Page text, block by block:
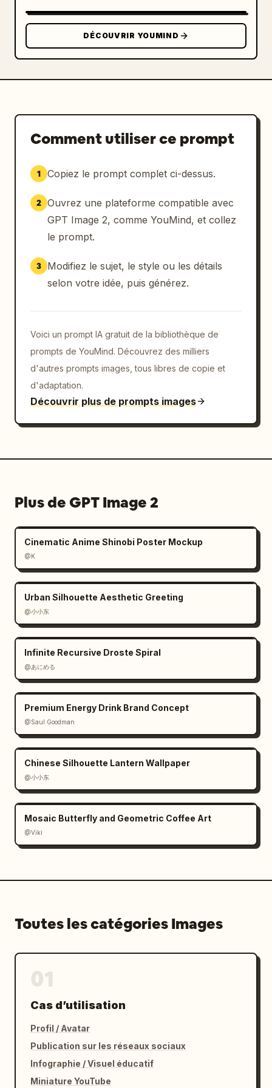
      ]
    },
    "bottom_right_product_card": {
      "hot_tag": "orange 'Vente flash x
Pick-up électrique Tesla Cybertruck ",
1 618 000 ¥
      "button": "bouton rouge 'Acheter'",
translucides flottant sur le bord droit"
    "bottom_bar": {
      "input_field": "'Dites quelque
chose...'",
"panier", "cadeau", "partager"]
    }
DÉCOUVRIR YOUMIND
Comment utiliser ce prompt
1 Copiez le prompt complet ci-dessus.
2 Ouvrez une plateforme compatible avec
GPT Image 2, comme YouMind, et collez
le prompt.
3
Modifiez le sujet, le style ou les détails
selon votre idée, puis générez.
Voici un prompt IA gratuit de la bibliothèque de
prompts de YouMind. Découvrez des milliers
d'autres prompts images, tous libres de copie et
d'adaptation.
Découvrir plus de prompts images
Plus de GPT Image 2
Cinematic Anime Shinobi Poster Mockup
@K
Urban Silhouette Aesthetic Greeting
@小小东
Infinite Recursive Droste Spiral
@あにめる
Premium Energy Drink Brand Concept
@Saul Goodman
Chinese Silhouette Lantern Wallpaper
@小小东
Mosaic Butterfly and Geometric Coffee Art
@Viki
Toutes les catégories Images
Cas d’utilisation
Profil / Avatar
Publication sur les réseaux sociaux
Infographie / Visuel éducatif
Miniature YouTube